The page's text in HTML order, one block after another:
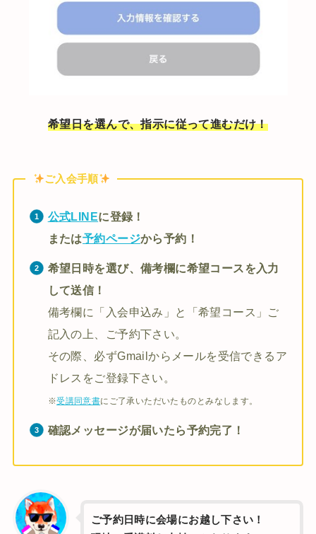
希望日を選んで、指示に従って進むだけ！
ご入会手順
公式LINEに登録！
または予約ページから予約！
希望日時を選び、備考欄に希望コースを入力
して送信！
備考欄に「入会申込み」と「希望コース」ご
記入の上、ご予約下さい。
その際、必ずGmailからメールを受信できるア
ドレスをご登録下さい。
※受講同意書にご了承いただいたものとみなします。
確認メッセージが届いたら予約完了！
ご予約日時に会場にお越し下さい！